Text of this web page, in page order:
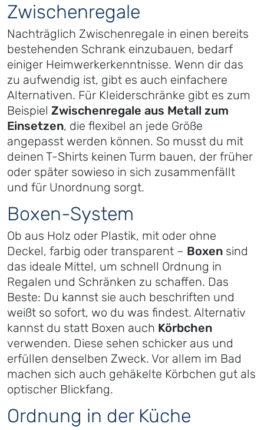
Zwischenregale
Nachträglich Zwischenregale in einen bereits
bestehenden Schrank einzubauen, bedarf
einiger Heimwerkerkenntnisse. Wenn dir das
zu aufwendig ist, gibt es auch einfachere
Alternativen. Für Kleiderschränke gibt es zum
Beispiel Zwischenregale aus Metall zum
Einsetzen, die flexibel an jede Größe
angepasst werden können. So musst du mit
deinen T-Shirts keinen Turm bauen, der früher
oder später sowieso in sich zusammenfällt
und für Unordnung sorgt.
Boxen-System
Ob aus Holz oder Plastik, mit oder ohne
Deckel, farbig oder transparent – Boxen sind
das ideale Mittel, um schnell Ordnung in
Regalen und Schränken zu schaffen. Das
Beste: Du kannst sie auch beschriften und
weißt so sofort, wo du was findest. Alternativ
kannst du statt Boxen auch Körbchen
verwenden. Diese sehen schicker aus und
erfüllen denselben Zweck. Vor allem im Bad
machen sich auch gehäkelte Körbchen gut als
optischer Blickfang.
Ordnung in der Küche